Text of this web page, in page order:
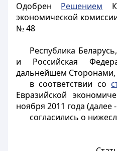
Одобрен Решением
экономической
№ 48
Республика
и Российская
дальнейшем Сторонами,
в соответствии со
Евразийской
ноября 2011 года (далее
согласились о